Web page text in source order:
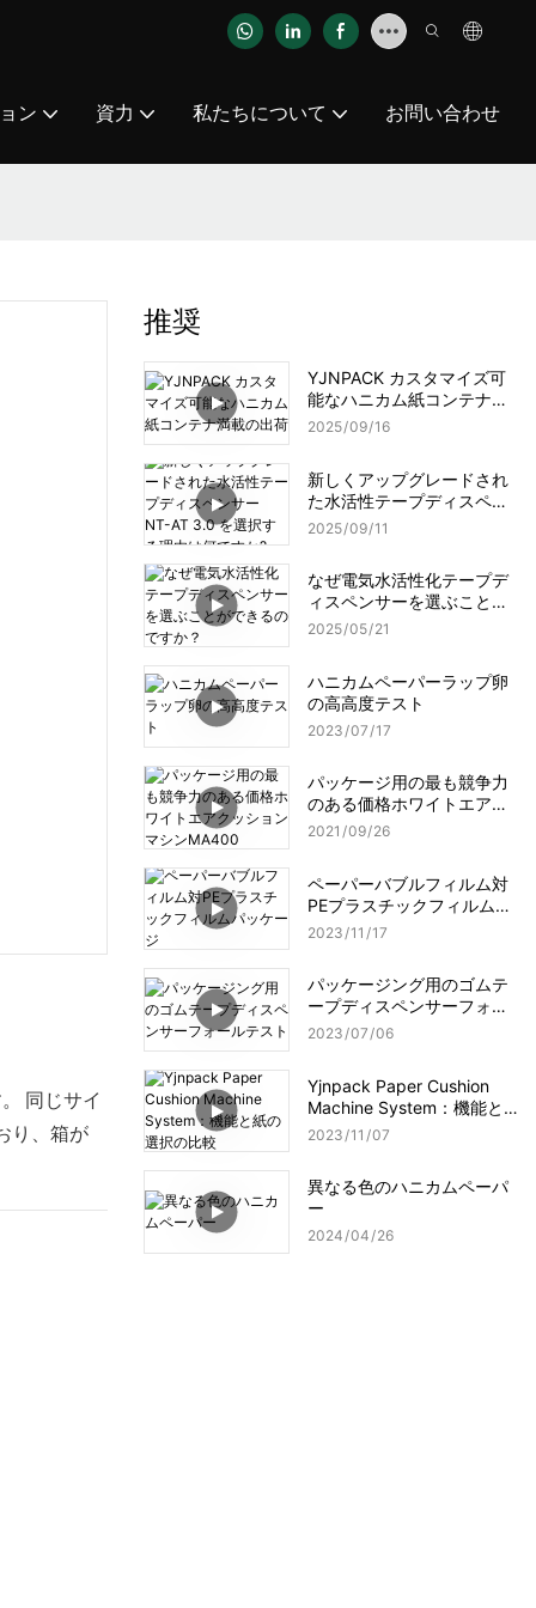
ン 資力 私たちについて お問い合わせ
同じサイ
り、箱が
推奨
YJNPACK カスタマイズ可
能なハニカム紙コンテナ満
載の出荷
2025 09 16
新しくアップグレードされ
た水活性テープディスペン
サー NT-AT 3.0 を選択する
2025 09 11
なぜ電気水活性化テープデ
ィスペンサーを選ぶことが
できるのですか？
2025 05 21
ハニカムペーパーラップ卵
の高高度テスト
2023 07 17
パッケージ用の最も競争力
のある価格ホワイトエアク
ッションマシンMA400
2021 09 26
ペーパーバブルフィルム対
PEプラスチックフィルムパ
ッケージ
2023 11 17
パッケージング用のゴムテ
ープディスペンサーフォー
ルテスト
2023 07 06
Yjnpack Paper Cushion
Machine System：機能と
紙の選択の比較
2023 11 07
異なる色のハニカムペーパ
ー
2024 04 26